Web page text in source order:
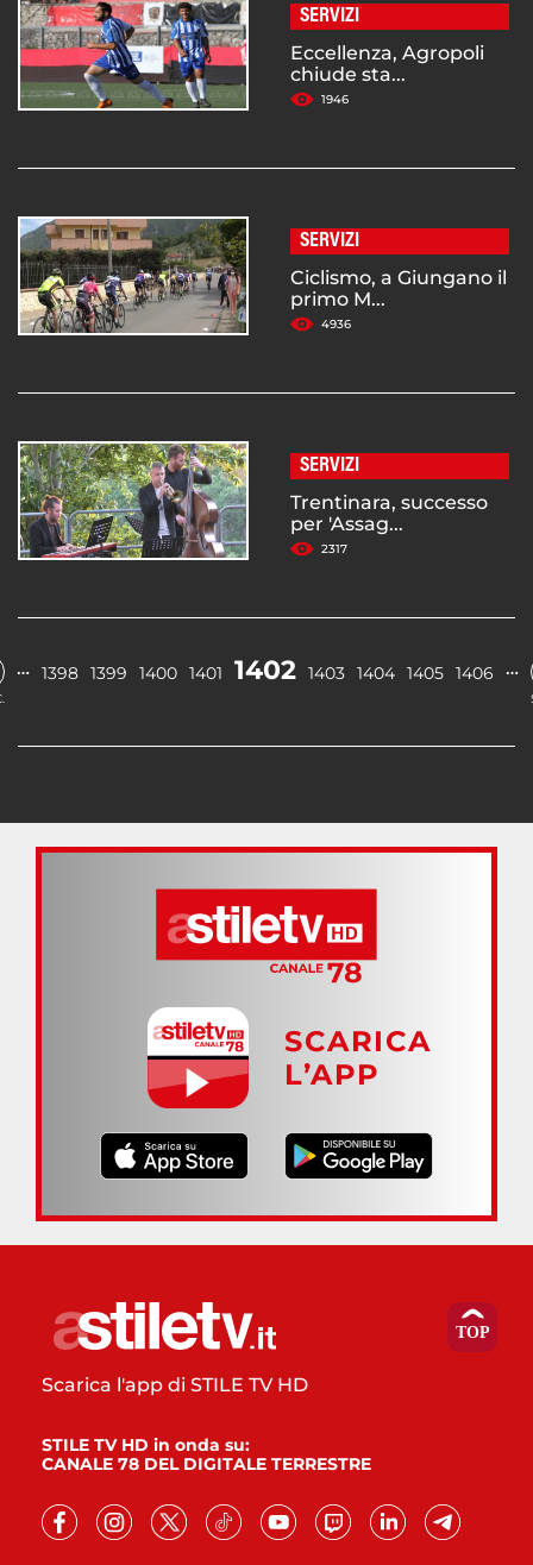
SERVIZI
Eccellenza, Agropoli
chiude sta...
1946
SERVIZI
Ciclismo, a Giungano il
primo M...
4936
SERVIZI
Trentinara, successo
per 'Assag...
2317
… 1398 1399 1400 1401 1402 1403 1404 1405 1406 …
SCARICA
L’APP
Scarica l'app di STILE TV HD
STILE TV HD in onda su:
CANALE 78 DEL DIGITALE TERRESTRE